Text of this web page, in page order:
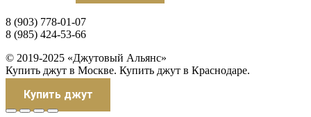
8 (903) 778-01-07
8 (985) 424-53-66
© 2019-2025 «Джутовый Альянс»
Купить джут в Москве. Купить джут в Краснодаре.
Купить джут